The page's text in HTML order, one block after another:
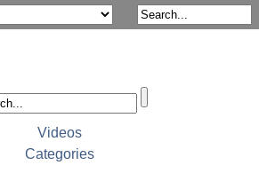
Videos
Categories